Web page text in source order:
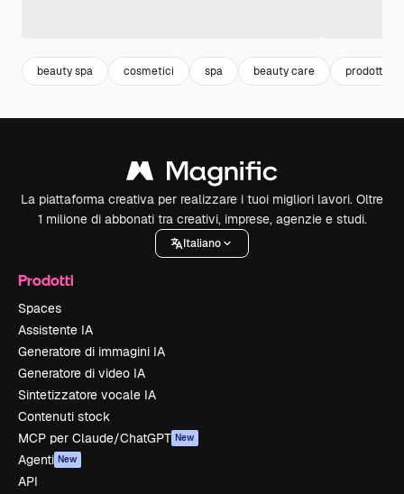
beauty spa cosmetici spa beauty care prodotti
La piattaforma creativa per realizzare i tuoi migliori lavori. Oltre
1 milione di abbonati tra creativi, imprese, agenzie e studi.
Italiano
Prodotti
Spaces
Assistente IA
Generatore di immagini IA
Generatore di video IA
Sintetizzatore vocale IA
Contenuti stock
MCP per Claude/ChatGPT New
Agenti New
API